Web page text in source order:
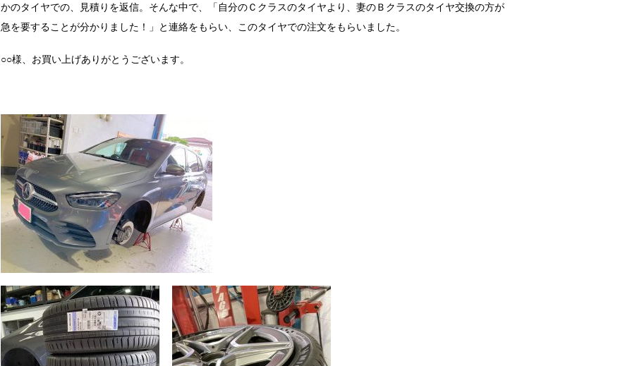
かのタイヤでの、見積りを返信。そんな中で、「自分のＣクラスのタイヤより、妻のＢクラスのタイヤ交換の方が
急を要することが分かりました！」と連絡をもらい、このタイヤでの注文をもらいました。
○○様、お買い上げありがとうございます。